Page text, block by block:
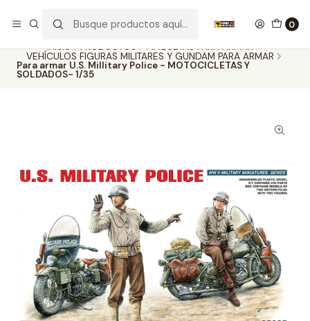
0
Inicio PRODUCTOS
MAQUETAS PARA ARMAR
VEHÍCULOS FIGURAS MILITARES Y GUNDAM PARA ARMAR
Para armar U.S. Millitary Police - MOTOCICLETAS Y
SOLDADOS- 1/35